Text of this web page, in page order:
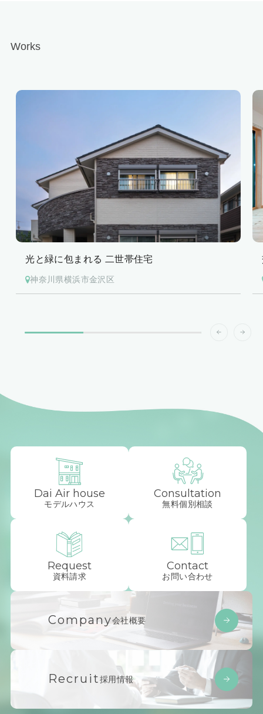
Works
交流を楽しめる二世帯住宅
神奈川県横浜市金沢区
Dai Air house
モデルハウス
Consultation
無料個別相談
Request
資料請求
Contact
お問い合わせ
Company会社概要
Recruit採用情報